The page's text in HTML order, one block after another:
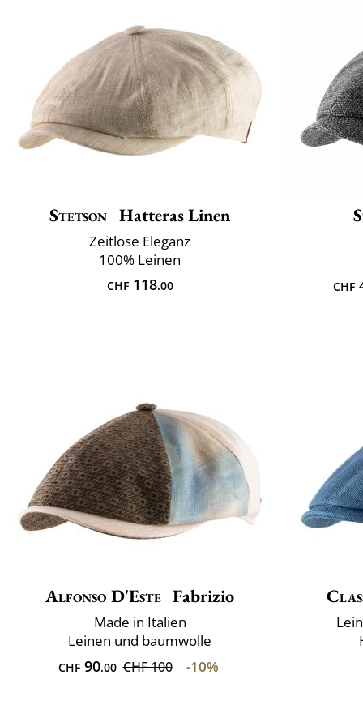
Stetson Hatteras Linen
Zeitlose Eleganz
100% Leinen
CHF118.00 CHF
Alfonso D'Este Fabrizio
Made in Italien
Leinen und baumwolle
CHF90.00 CHF 100 -10%